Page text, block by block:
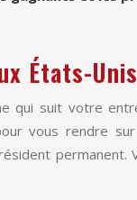
États-Unis
qui suit votre
vous rendre sur